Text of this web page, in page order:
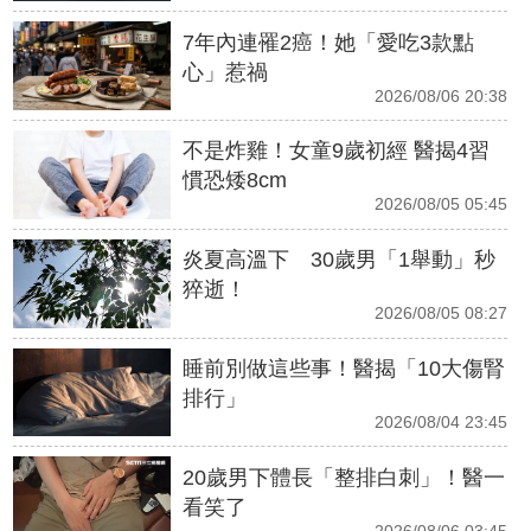
7年內連罹2癌！她「愛吃3款點
心」惹禍
2026/08/06 20:38
不是炸雞！女童9歲初經 醫揭4習
慣恐矮8cm
2026/08/05 05:45
炎夏高溫下 30歲男「1舉動」秒
猝逝！
2026/08/05 08:27
睡前別做這些事！醫揭「10大傷腎
排行」
2026/08/04 23:45
20歲男下體長「整排白刺」！醫一
看笑了